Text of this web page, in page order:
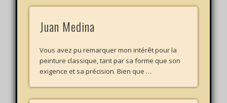
Juan Medina
Vous avez pu remarquer mon intérêt pour la
peinture classique, tant par sa forme que son
exigence et sa précision. Bien que …